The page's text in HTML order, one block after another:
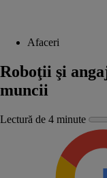
Afaceri
Roboţii şi
muncii
Lectură de 4 minute